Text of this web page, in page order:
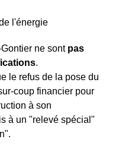
l'énergie
ne sont pas
.
le refus de la pose du
coup financier pour
à son
à un "relevé spécial"